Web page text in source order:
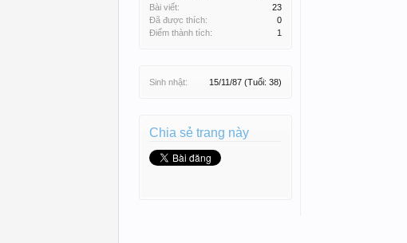
Bài viết:
23
Đã được thích:
0
Điểm thành tích:
1
Sinh nhật: 15/11/87 (Tuổi: 38)
Chia sẻ trang này